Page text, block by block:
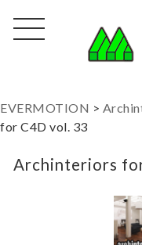
EVERMOTION >
for C4D vol. 33
Archinteriors